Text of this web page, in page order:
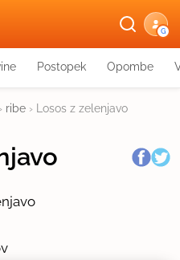
G
Postopek Opombe
› ribe › Losos z zelenjavo